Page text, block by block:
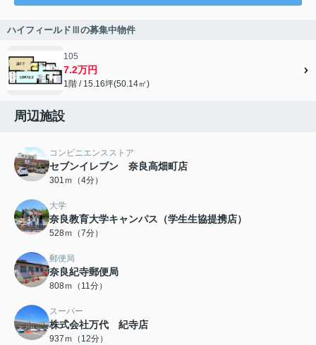
ハイフィールドⅢの募集中物件
105
7.2万円
1階 / 15.16坪(50.14㎡)
周辺施設
コンビニエンスストア
セブンイレブン 奈良高畑町店
301ｍ（4分）
大学
奈良教育大学キャンパス（学生生協提携店）
528ｍ（7分）
郵便局
奈良紀寺郵便局
808ｍ（11分）
スーパー
株式会社万代 紀寺店
937ｍ（12分）